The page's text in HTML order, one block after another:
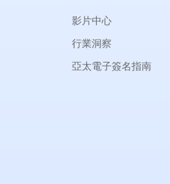
影片中心
行業洞察
亞太電子簽名指南